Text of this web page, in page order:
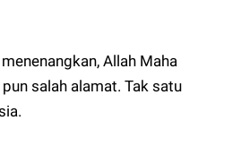
Allah Maha
salah alamat. Tak satu